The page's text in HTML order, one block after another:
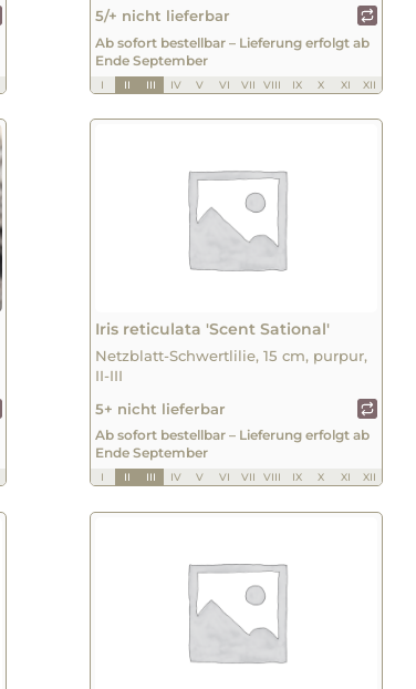
5/+ nicht lieferbar
Ab sofort bestellbar – Lieferung erfolgt ab
Ende September
I II III IV V VI VII VIII IX X XI XII
Iris reticulata 'Scent Sational'
Netzblatt-Schwertlilie, 15 cm, purpur,
II-III
5+ nicht lieferbar
Ab sofort bestellbar – Lieferung erfolgt ab
Ende September
I II III IV V VI VII VIII IX X XI XII